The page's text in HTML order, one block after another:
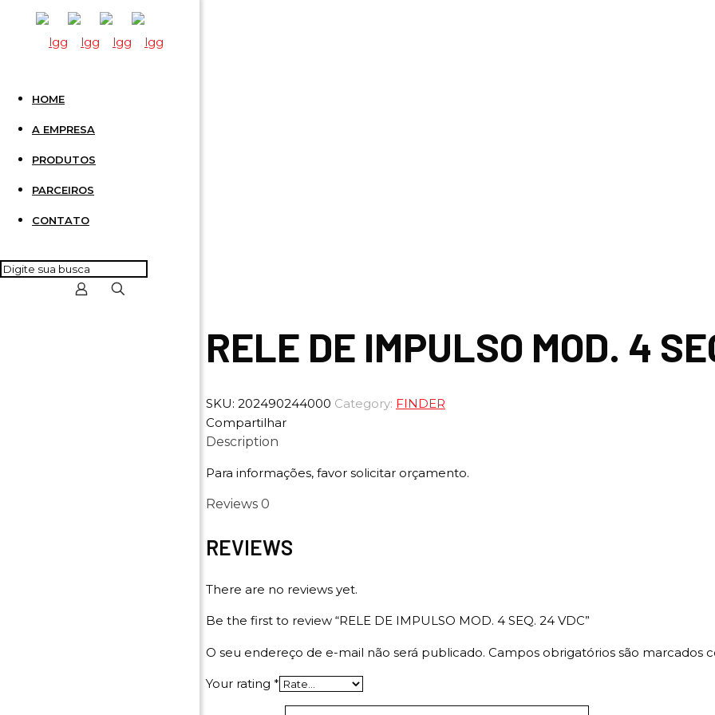
HOME
A EMPRESA
PRODUTOS
PARCEIROS
CONTATO
RELE DE IMPULSO MOD. 4
SKU: 202490244000 Category: FINDER
Compartilhar
Description
Para informações, favor solicitar orçamento.
Reviews 0
REVIEWS
There are no reviews yet.
Be the first to review “RELE DE IMPULSO MOD. 4 SEQ. 24 VDC”
O seu endereço de e-mail não será publicado. Campos obrigatórios são marcados
Your rating *